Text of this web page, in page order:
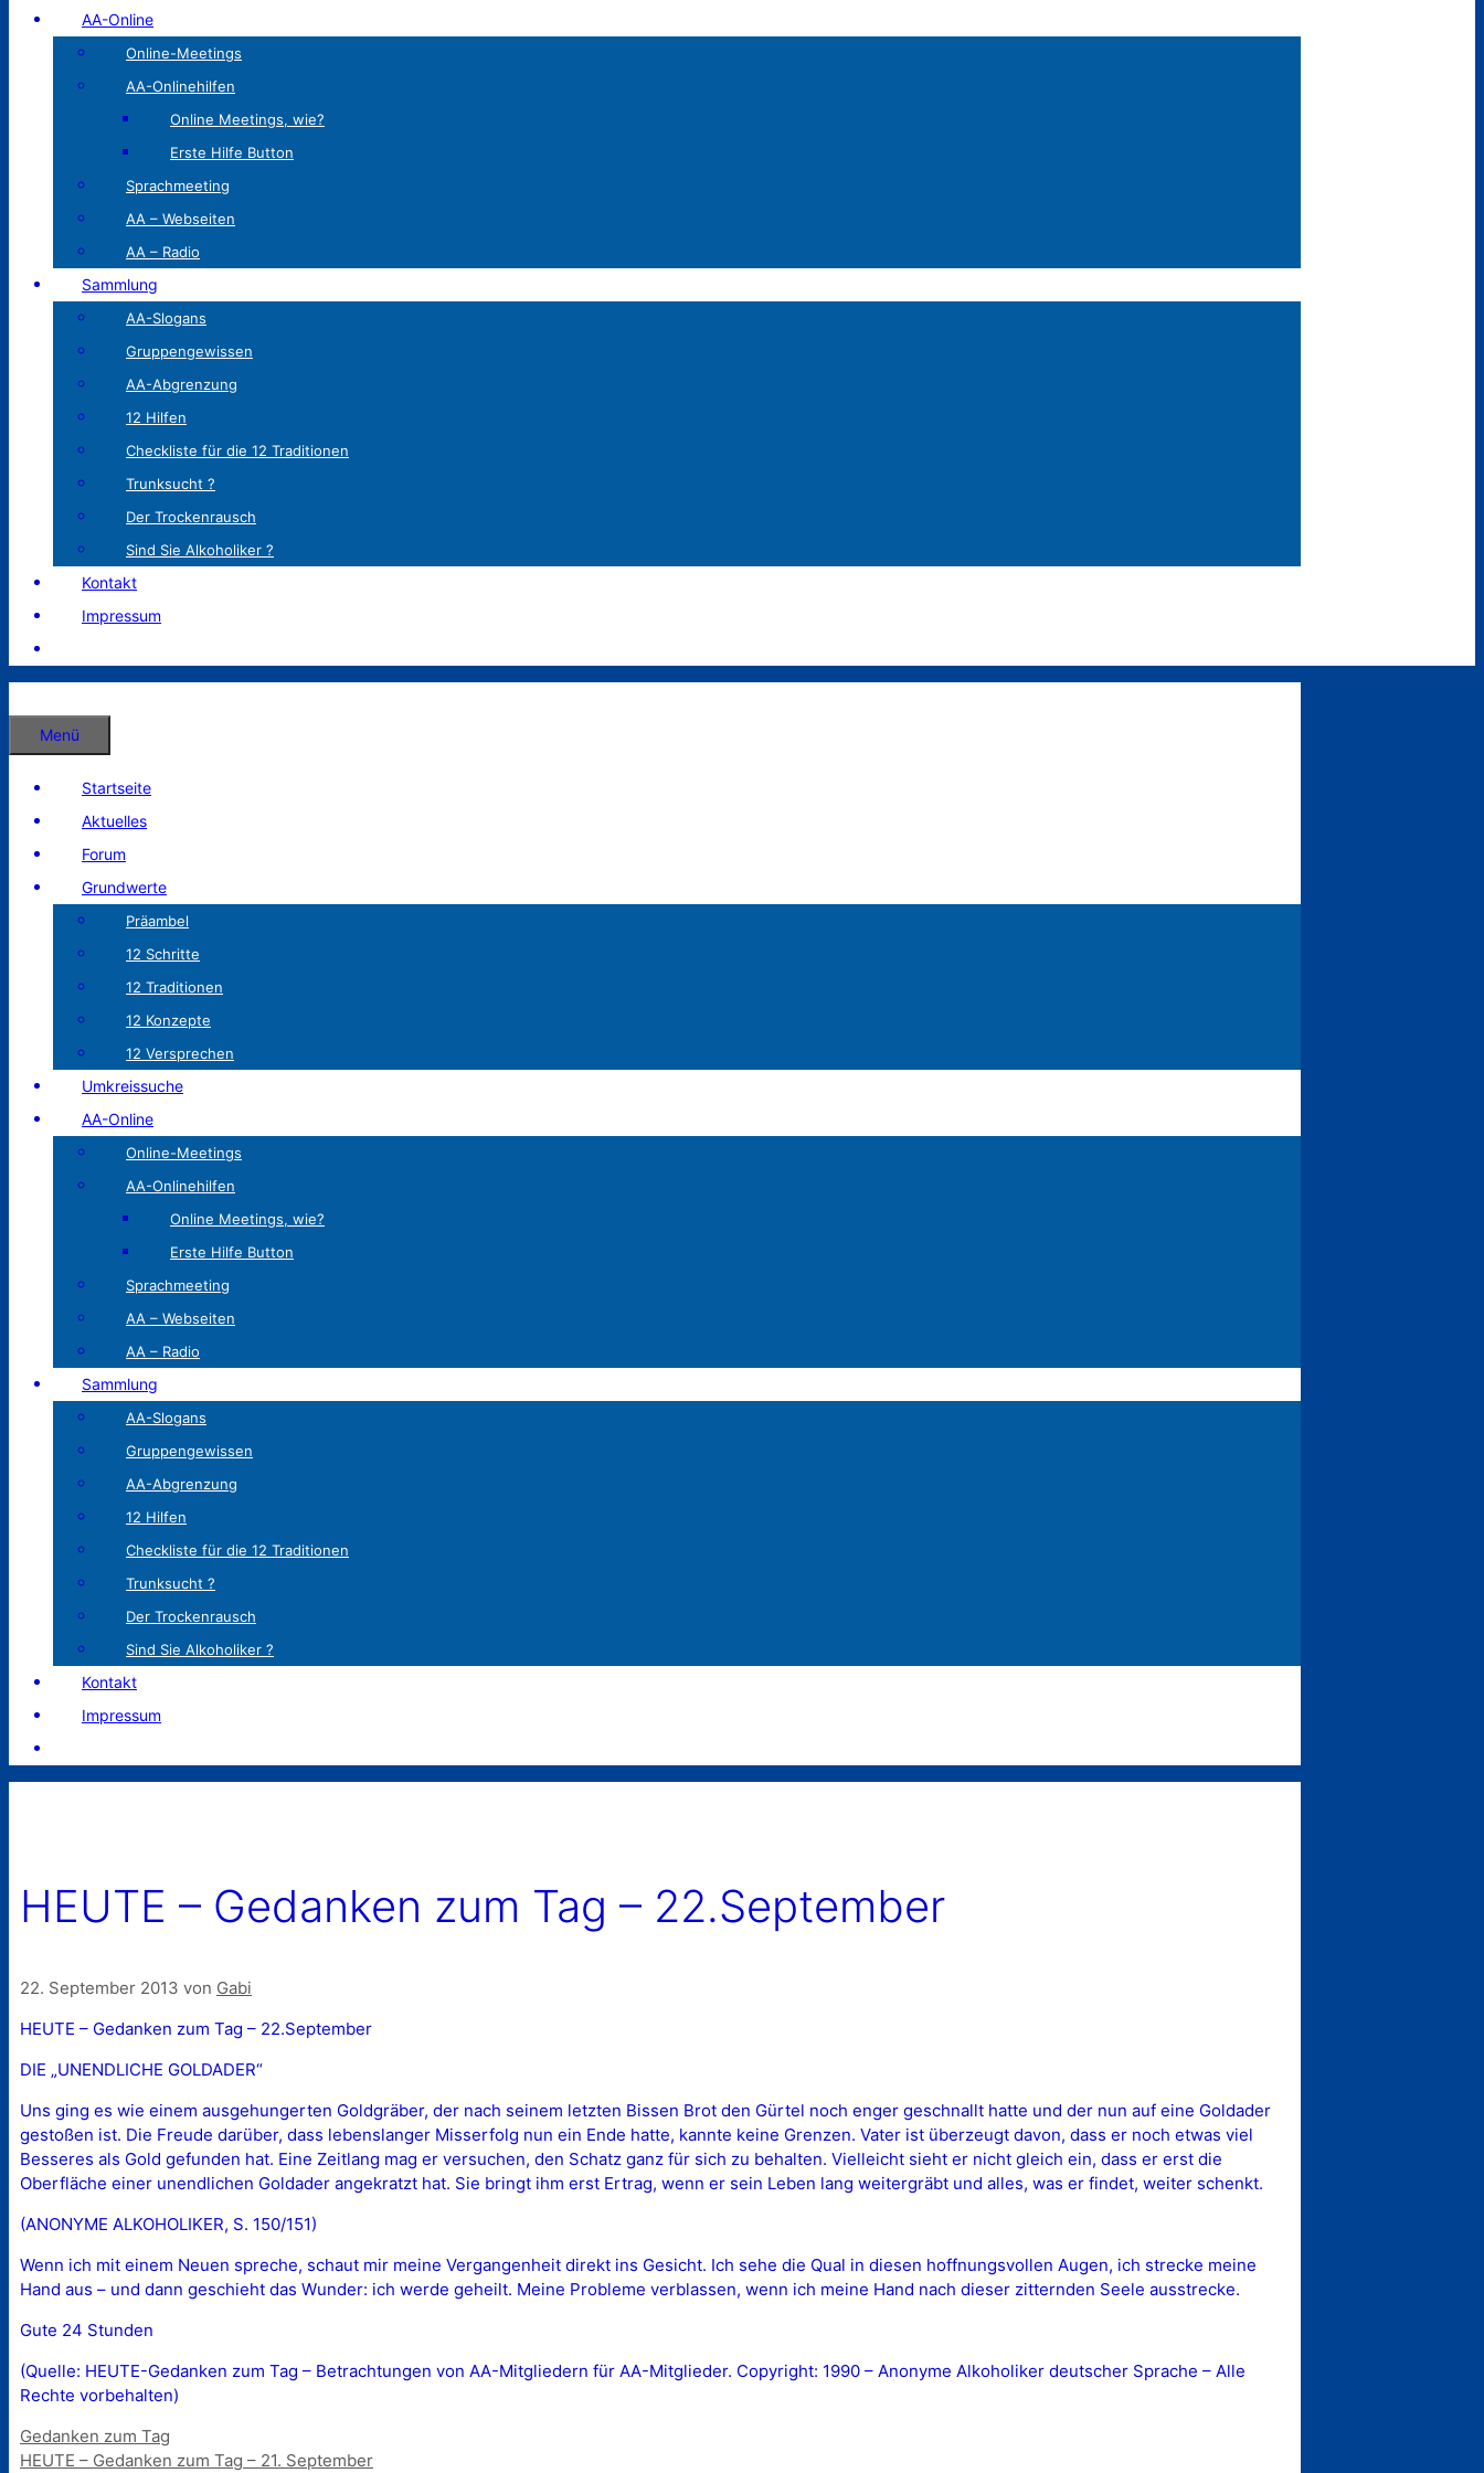
AA-Online
Online-Meetings
AA-Onlinehilfen
Online Meetings, wie?
Erste Hilfe Button
Sprachmeeting
AA – Webseiten
AA – Radio
Sammlung
AA-Slogans
Gruppengewissen
AA-Abgrenzung
12 Hilfen
Checkliste für die 12 Traditionen
Trunksucht ?
Der Trockenrausch
Sind Sie Alkoholiker ?
Kontakt
Impressum
Menü
Startseite
Aktuelles
Forum
Grundwerte
Präambel
12 Schritte
12 Traditionen
12 Konzepte
12 Versprechen
Umkreissuche
AA-Online
Online-Meetings
AA-Onlinehilfen
Online Meetings, wie?
Erste Hilfe Button
Sprachmeeting
AA – Webseiten
AA – Radio
Sammlung
AA-Slogans
Gruppengewissen
AA-Abgrenzung
12 Hilfen
Checkliste für die 12 Traditionen
Trunksucht ?
Der Trockenrausch
Sind Sie Alkoholiker ?
Kontakt
Impressum
HEUTE – Gedanken zum Tag – 22.September
22. September 2013 von Gabi
HEUTE – Gedanken zum Tag – 22.September
DIE „UNENDLICHE GOLDADER“
Uns ging es wie einem ausgehungerten Goldgräber, der nach seinem letzten Bissen Brot den Gürtel noch enger geschnallt hatte und der nun auf eine Goldader
gestoßen ist. Die Freude darüber, dass lebenslanger Misserfolg nun ein Ende hatte, kannte keine Grenzen. Vater ist überzeugt davon, dass er noch etwas viel
Besseres als Gold gefunden hat. Eine Zeitlang mag er versuchen, den Schatz ganz für sich zu behalten. Vielleicht sieht er nicht gleich ein, dass er erst die
Oberfläche einer unendlichen Goldader angekratzt hat. Sie bringt ihm erst Ertrag, wenn er sein Leben lang weitergräbt und alles, was er findet, weiter schenkt.
(ANONYME ALKOHOLIKER, S. 150/151)
Wenn ich mit einem Neuen spreche, schaut mir meine Vergangenheit direkt ins Gesicht. Ich sehe die Qual in diesen hoffnungsvollen Augen, ich strecke meine
Hand aus – und dann geschieht das Wunder: ich werde geheilt. Meine Probleme verblassen, wenn ich meine Hand nach dieser zitternden Seele ausstrecke.
Gute 24 Stunden
(Quelle: HEUTE-Gedanken zum Tag – Betrachtungen von AA-Mitgliedern für AA-Mitglieder. Copyright: 1990 – Anonyme Alkoholiker deutscher Sprache – Alle
Rechte vorbehalten)
Kategorien
Gedanken zum Tag
HEUTE – Gedanken zum Tag – 21. September